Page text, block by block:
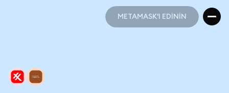
METAMASK'I EDİNİN